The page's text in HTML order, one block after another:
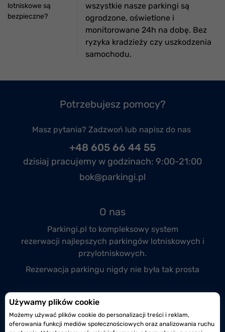
Używamy plików cookie
Możemy używać plików cookie do personalizacji treści i reklam,
oferowania funkcji mediów społecznościowych oraz analizowania ruchu
lotniskowe są
bezpieczne?
wszystkie nasze parkingi są
ogrodzone, oświetlone i
monitorowane 24h na dobę. Bez
ryzyka kradzieży czy uszkodzenia
samochodu.
Potrzebujesz pomocy?
Masz pytania? Zadzwoń lub napisz do nas
+48 605 66 44 55
dzisiaj pracujemy w godzinach: 9:00-21:00
bok@parkingi.pl
O nas
Parkingi.pl to kompleksowy system
rezerwacji najlepszych parkingów lotniskowych i
przylotniskowych.
Rezerwacja parkingu nigdy nie była tak prosta
Przyłącz się do nas
Prowadzisz monitorowany i całodobowy parking
lotniskowy lub przylotniskowy?